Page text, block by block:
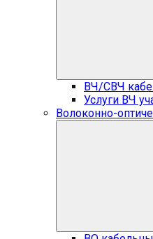
ВЧ/СВЧ
Услуги ВЧ
Волоконно-